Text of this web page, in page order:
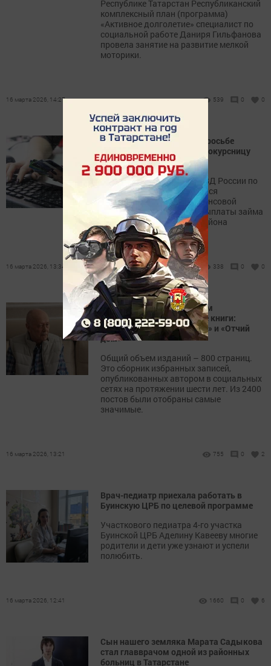
Республике Татарстан Республиканский
комплексный план (программа)
«Активное долголетие» специалист по
социальной работе Даниря Гильфанова
провела занятие на развитие мелкой
моторики.
16 марта 2026, 14:27 539 0 0
Студентка из Буинска по просьбе
мошенника уговорила однокурсницу
оформить микрозайм
В начале марта в отдел МВД России по
Буинскому району обратился
представитель микрофинансовой
организации по факту невыплаты займа
жительницей Буинского района
16 марта 2026, 13:34 338 0 0
Блогер из Буинска Мухарам
Мухамметзянов издал две книги:
«Записки Буинского бабая» и «Отчий
дом»
Общий объем изданий – 800 страниц.
Это сборник избранных записей,
опубликованных автором в социальных
сетях на протяжении шести лет. Из 2400
постов были отобраны самые
значимые.
16 марта 2026, 13:21 755 0 2
Врач-педиатр приехала работать в
Буинскую ЦРБ по целевой программе
Участкового педиатра 4-го участка
Буинской ЦРБ Аделину Кавееву многие
родители и дети уже узнают и успели
полюбить.
16 марта 2026, 12:41 1660 0 6
Сын нашего земляка Марата Садыкова
стал главврачом одной из районных
больниц в Татарстане